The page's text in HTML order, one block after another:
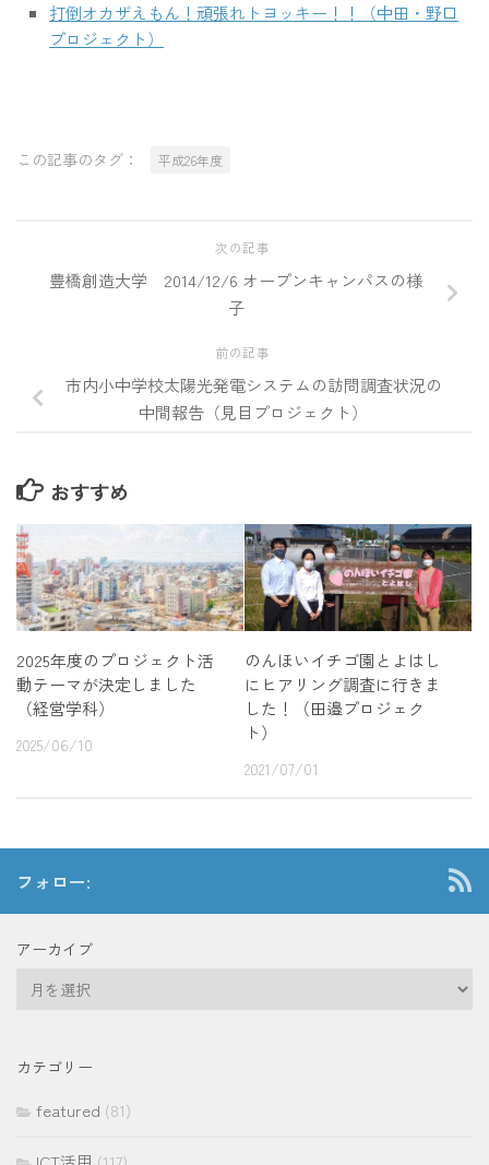
打倒オカザえもん！頑張れトヨッキー！！（中田・野口
プロジェクト）
この記事のタグ： 平成26年度
次の記事
豊橋創造大学 2014/12/6 オープンキャンパスの様
子
前の記事
市内小中学校太陽光発電システムの訪問調査状況の
中間報告（見目プロジェクト）
おすすめ
2025年度のプロジェクト活
動テーマが決定しました
（経営学科）
2025/06/10
のんほいイチゴ園とよはし
にヒアリング調査に行きま
した！（田邉プロジェク
ト）
2021/07/01
フォロー:
アーカイブ
イ
カテゴリー
featured (81)